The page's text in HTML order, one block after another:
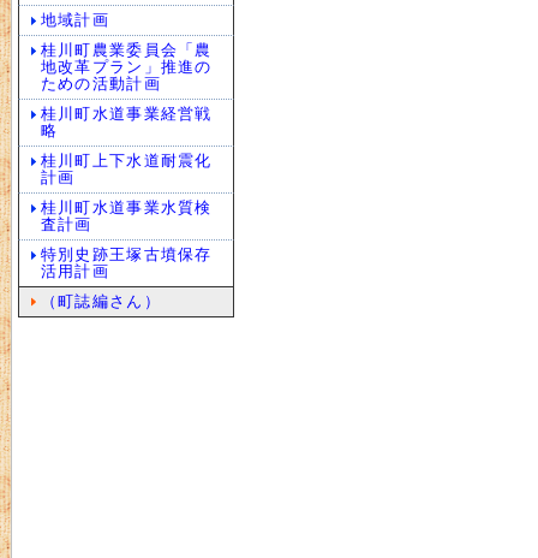
地域計画
桂川町農業委員会「農
地改革プラン」推進の
ための活動計画
桂川町水道事業経営戦
略
桂川町上下水道耐震化
計画
桂川町水道事業水質検
査計画
特別史跡王塚古墳保存
活用計画
（町誌編さん）